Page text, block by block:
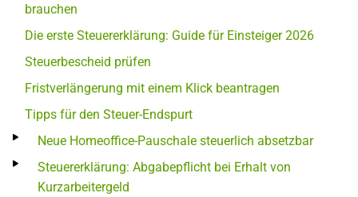
brauchen
Die erste Steuererklärung: Guide für Einsteiger 2026
Steuerbescheid prüfen
Fristverlängerung mit einem Klick beantragen
Tipps für den Steuer-Endspurt
Neue Homeoffice-Pauschale steuerlich absetzbar
Steuererklärung: Abgabepflicht bei Erhalt von
Kurzarbeitergeld